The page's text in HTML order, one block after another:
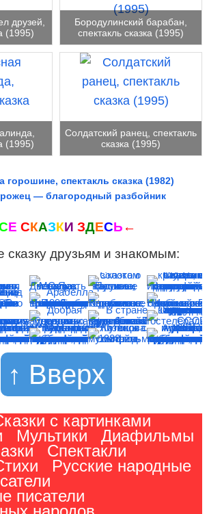
друзей,
(1995)
Бородулинский барабан,
спектакль сказка (1995)
(1995)
Солдатский ранец, спектакль
сказка (1995)
горошине, спектакль сказка (1982)
— благородный разбойник
Е СКАЗКИ ЗДЕСЬ ←
сказку друзьям и знакомым:
↑ Вверх
с картинками
Мультики
Диафильмы
Спектакли
Русские народные
писатели